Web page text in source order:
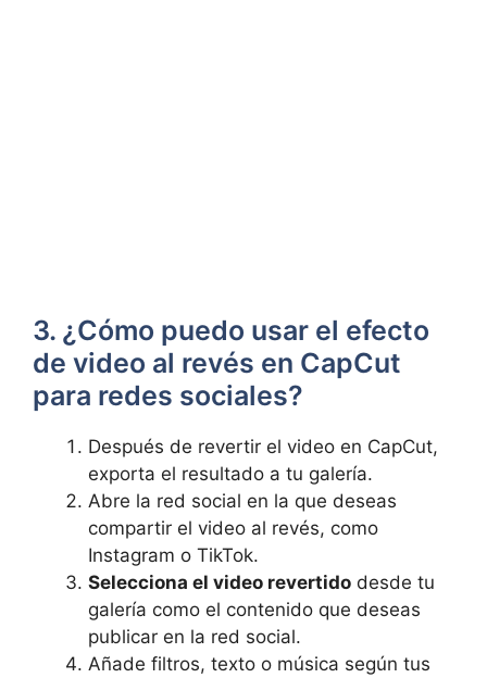
3. ¿Cómo puedo usar el efecto
de video al revés en CapCut
para redes sociales?
Después de revertir el video en CapCut,
exporta el resultado a tu galería.
Abre la red social en la que deseas
compartir el video al revés, como
Instagram o TikTok.
Selecciona el video revertido desde tu
galería como el contenido que deseas
publicar en la red social.
Añade filtros, texto o música según tus